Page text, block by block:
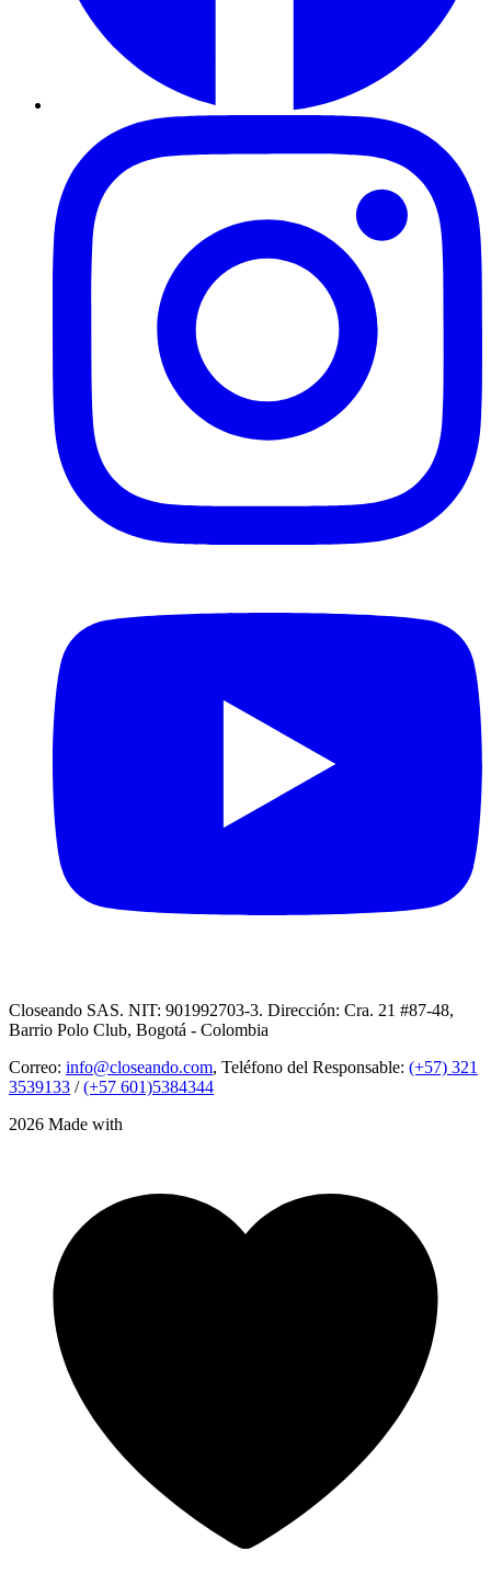
Closeando SAS. NIT: 901992703-3. Dirección: Cra. 21 #87-48,
Barrio Polo Club, Bogotá - Colombia
Correo: info@closeando.com, Teléfono del Responsable: (+57) 321
3539133 /(+57 601)5384344
2026 Made with